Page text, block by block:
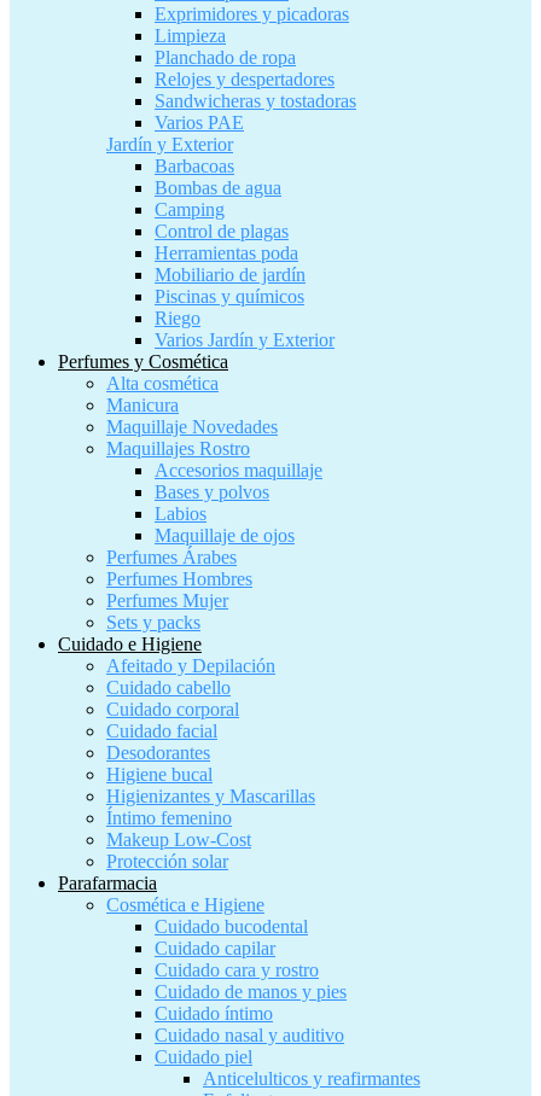
Exprimidores y picadoras
Limpieza
Planchado de ropa
Relojes y despertadores
Sandwicheras y tostadoras
Varios PAE
Jardín y Exterior
Barbacoas
Bombas de agua
Camping
Control de plagas
Herramientas poda
Mobiliario de jardín
Piscinas y químicos
Riego
Varios Jardín y Exterior
Perfumes y Cosmética
Alta cosmética
Manicura
Maquillaje Novedades
Maquillajes Rostro
Accesorios maquillaje
Bases y polvos
Labios
Maquillaje de ojos
Perfumes Árabes
Perfumes Hombres
Perfumes Mujer
Sets y packs
Cuidado e Higiene
Afeitado y Depilación
Cuidado cabello
Cuidado corporal
Cuidado facial
Desodorantes
Higiene bucal
Higienizantes y Mascarillas
Íntimo femenino
Makeup Low-Cost
Protección solar
Parafarmacia
Cosmética e Higiene
Cuidado bucodental
Cuidado capilar
Cuidado cara y rostro
Cuidado de manos y pies
Cuidado íntimo
Cuidado nasal y auditivo
Cuidado piel
Anticelulticos y reafirmantes